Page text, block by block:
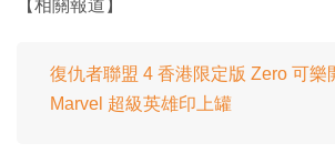
【相關報道】
復仇者聯盟 4 香港限定版 Zero 可樂
Marvel 超級英雄印上罐